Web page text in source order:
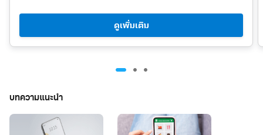
ดูเพิ่มเติม
บทความแนะนำ